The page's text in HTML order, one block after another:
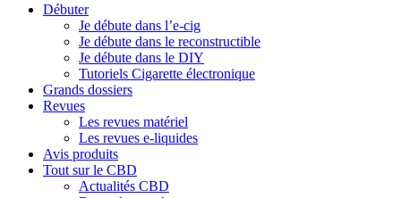
Débuter
Je débute dans l’e-cig
Je débute dans le reconstructible
Je débute dans le DIY
Tutoriels Cigarette électronique
Grands dossiers
Revues
Les revues matériel
Les revues e-liquides
Avis produits
Tout sur le CBD
Actualités CBD